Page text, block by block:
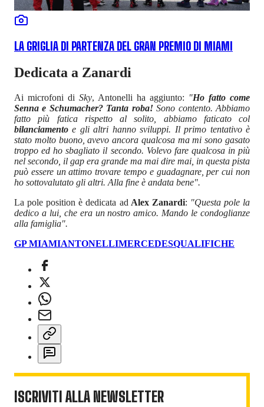
LA GRIGLIA DI PARTENZA DEL GRAN PREMIO DI MIAMI
Dedicata a Zanardi
Ai microfoni di Sky, Antonelli ha aggiunto: "Ho fatto come
Senna e Schumacher? Tanta roba!Sono contento. Abbiamo
fatto più fatica rispetto al solito, abbiamo faticato col
bilanciamentoe gli altri hanno sviluppi. Il primo tentativo è
stato molto buono, avevo ancora qualcosa ma mi sono gasato
troppo ed ho sbagliato il secondo. Volevo fare qualcosa in più
nel secondo, il gap era grande ma mai dire mai, in questa pista
può essere un attimo trovare tempo e guadagnare, per cui non
ho sottovalutato gli altri. Alla fine è andata bene".
La pole position è dedicata ad Alex Zanardi: "Questa pole la
dedico a lui, che era un nostro amico. Mando le condoglianze
alla famiglia".
GP MIAMIANTONELLIMERCEDESQUALIFICHE
ISCRIVITI ALLA NEWSLETTER